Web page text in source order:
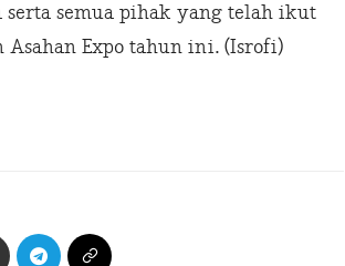
serta semua pihak yang telah ikut
Asahan Expo tahun ini. (Isrofi)